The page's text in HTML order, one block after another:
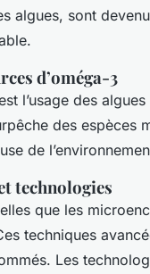
algues, sont
d’oméga-3
l’usage des
des espèces
de
technologies
que les
techniques
Les